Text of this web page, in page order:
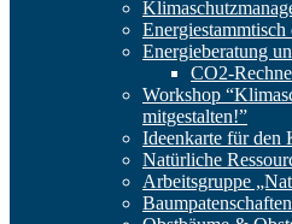
Energieberatung
CO2-
Workshop
mitgestalten!”
Ideenkarte für den
Natürliche
Arbeitsgruppe
Baumpatenschaften